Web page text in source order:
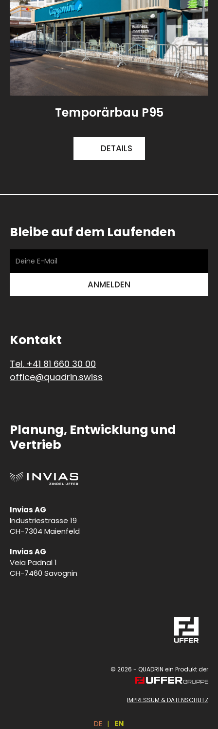
Temporärbau P95
DETAILS
© 2026 - QUADRIN ein Produkt der
IMPRESSUM & DATENSCHUTZ
Bleibe auf dem Laufenden
Kontakt
Tel. +41 81 660 30 00
office@quadrin.swiss
Planung, Entwicklung und
Vertrieb
Invias AG
Veia Padnal 1
CH-7460 Savognin
Invias AG
Industriestrasse 19
CH-7304 Maienfeld
DE | EN
mehr darüber, wie wir Cookies
einsetzen und wie Sie Ihre Einstellungen ändern können.